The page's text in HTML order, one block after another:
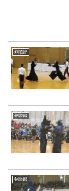
剣道部
剣道部
剣道部